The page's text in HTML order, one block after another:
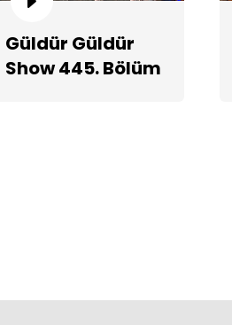
Güldür Güldür
Show 445. Bölüm